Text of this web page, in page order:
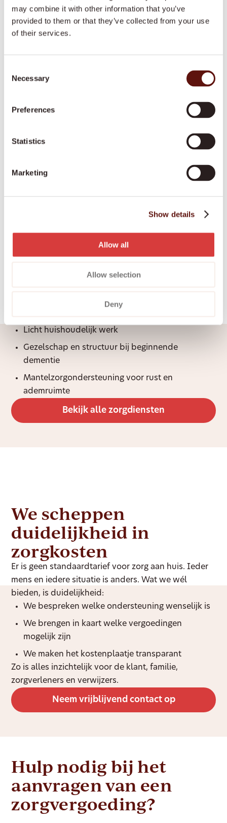
may combine it with other information that you’ve
provided to them or that they’ve collected from your use
of their services.
Selection
Necessary
Preferences
Statistics
Marketing
Show details
Allow all
Allow selection
Deny
juiste financiering
Onze medewerkers ondersteunen bij het aanvragen
Ook voor betaalbare particuliere zorg aan huis voor
ouderen biedt Dovida transparantie in tarieven. Wij
kennen de weg in het zorglandschap en zorgen voor
Vergoede thuishulp:
wat valt daaronder?
Persoonlijke verzorging thuis, zoals hulp bij
Licht huishoudelijk werk
Gezelschap en structuur bij beginnende
dementie
Mantelzorgondersteuning voor rust en
ademruimte
Bekijk alle zorgdiensten
We scheppen
duidelijkheid in
zorgkosten
Er is geen standaardtarief voor zorg aan huis. Ieder
mens en iedere situatie is anders. Wat we wél
bieden, is duidelijkheid:
We bespreken welke ondersteuning wenselijk is
We brengen in kaart welke vergoedingen
mogelijk zijn
We maken het kostenplaatje transparant
Zo is alles inzichtelijk voor de klant, familie,
zorgverleners en verwijzers.
Neem vrijblijvend contact op
Hulp nodig bij het
aanvragen van een
zorgvergoeding?